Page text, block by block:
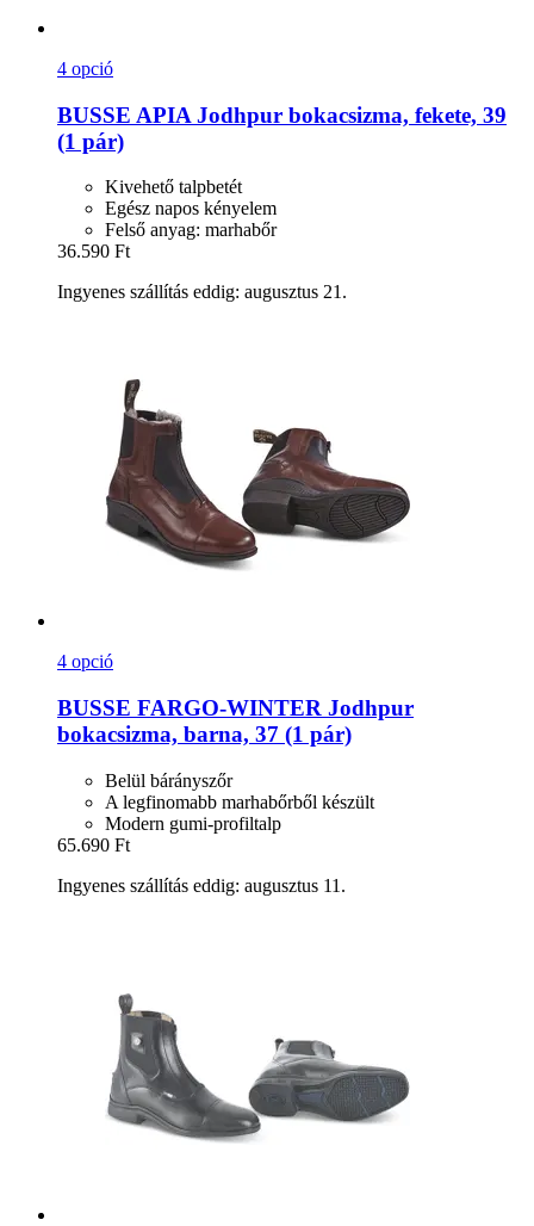
4 opció
BUSSE APIA Jodhpur bokacsizma, fekete, 39
(1 pár)
Kivehető talpbetét
Egész napos kényelem
Felső anyag: marhabőr
36.590 Ft
Ingyenes szállítás eddig: augusztus 21.
4 opció
BUSSE FARGO-​WINTER Jodhpur
bokacsizma, barna, 37 (1 pár)
Belül bárányszőr
A legfinomabb marhabőrből készült
Modern gumi-profiltalp
65.690 Ft
Ingyenes szállítás eddig: augusztus 11.